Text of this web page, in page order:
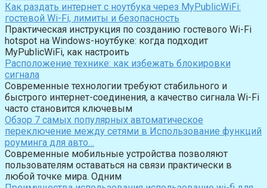
Как раздать интернет с ноутбука через MyPublicWiFi:
гостевой Wi-Fi, лимиты и безопасность
Практическая инструкция по созданию гостевого Wi-Fi
hotspot на Windows-ноутбуке: когда подходит
MyPublicWiFi, как настроить
Расположение технике: как избежать блокировки
сигнала
Современные технологии требуют стабильного и
быстрого интернет-соединения, а качество сигнала Wi-Fi
часто становится ключевым
Обзор 7 самых популярных автоматическое
переключение между сетями в Использование функций
роуминга для авто…
Современные мобильные устройства позволяют
пользователям оставаться на связи практически в
любой точке мира. Одним